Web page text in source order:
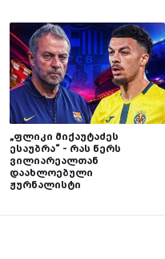
„ფლიკი მიქაუტაძეს
ესაუბრა“ - რას წერს
ვილიარეალთან
დაახლოებული
ჟურნალისტი